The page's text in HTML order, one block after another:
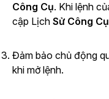
Công Cụ. Khi lệnh
cập Lịch Sử Công Cụ
Đảm bảo chủ động
khi mở lệnh.